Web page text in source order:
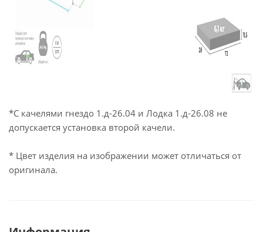
*С качелями гнездо 1.д-26.04 и Лодка 1.д-26.08 не
допускается установка второй качели.
* Цвет изделия на изображении может отличаться от
оригинала.